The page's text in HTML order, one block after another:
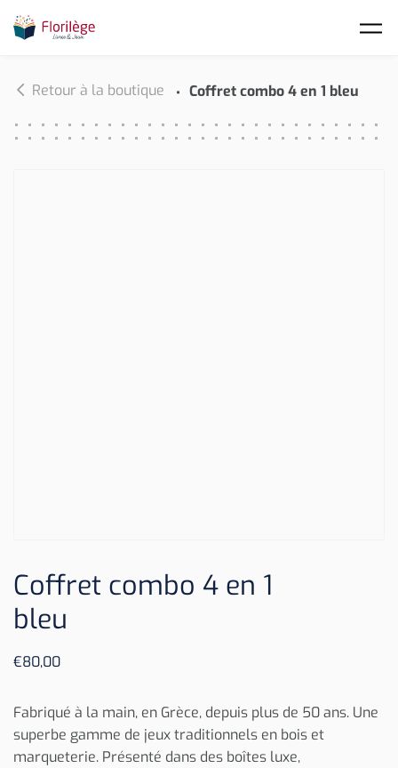
Retour à la boutique Coffret combo 4 en 1 bleu
Coffret combo 4 en 1
bleu
€80,00
Fabriqué à la main, en Grèce, depuis plus de 50 ans. Une
superbe gamme de jeux traditionnels en bois et
marqueterie. Présenté dans des boîtes luxe,